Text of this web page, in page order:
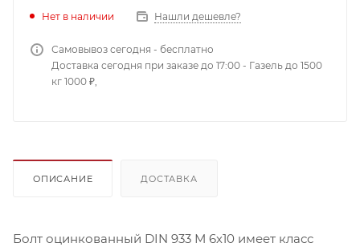
Нет в наличии Нашли дешевле?
Самовывоз сегодня - бесплатно
Доставка сегодня при заказе до 17:00 - Газель до 1500
кг 1000 ₽,
ОПИСАНИЕ ДОСТАВКА
Болт оцинкованный DIN 933 М 6х10 имеет класс